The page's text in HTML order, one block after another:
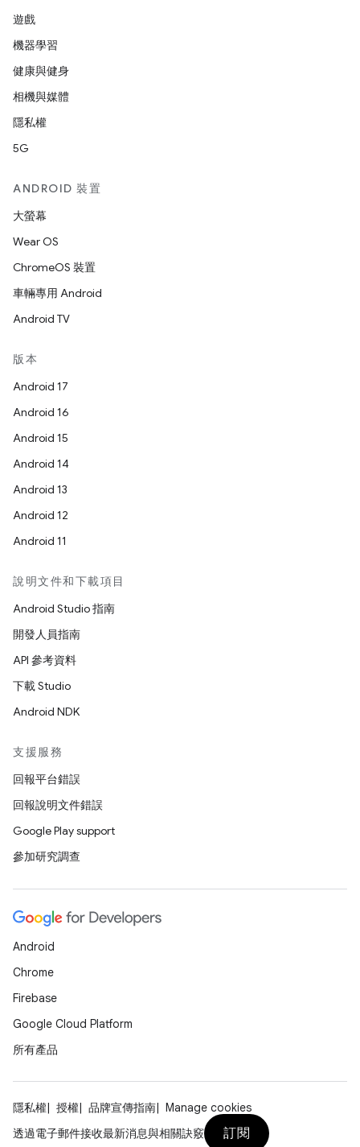
遊戲
機器學習
健康與健身
相機與媒體
隱私權
5G
ANDROID 裝置
大螢幕
Wear OS
ChromeOS 裝置
車輛專用 Android
Android TV
版本
Android 17
Android 16
Android 15
Android 14
Android 13
Android 12
Android 11
說明文件和下載項目
Android Studio 指南
開發人員指南
API 參考資料
下載 Studio
Android NDK
支援服務
回報平台錯誤
回報說明文件錯誤
Google Play support
參加研究調查
Android
Chrome
Firebase
Google Cloud Platform
所有產品
隱私權 授權 品牌宣傳指南
Manage cookies
透過電子郵件接收最新消息與相關訣竅
訂閱